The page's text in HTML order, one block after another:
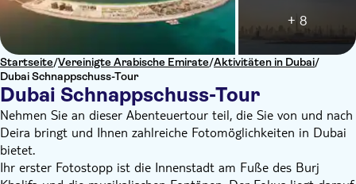
Startseite/Vereinigte Arabische Emirate/Aktivitäten in Dubai/
Dubai Schnappschuss-Tour
Dubai Schnappschuss-Tour
+ 8
Nehmen Sie an dieser Abenteuertour teil, die Sie von und nach
Deira bringt und Ihnen zahlreiche Fotomöglichkeiten in Dubai
bietet.
Ihr erster Fotostopp ist die Innenstadt am Fuße des Burj